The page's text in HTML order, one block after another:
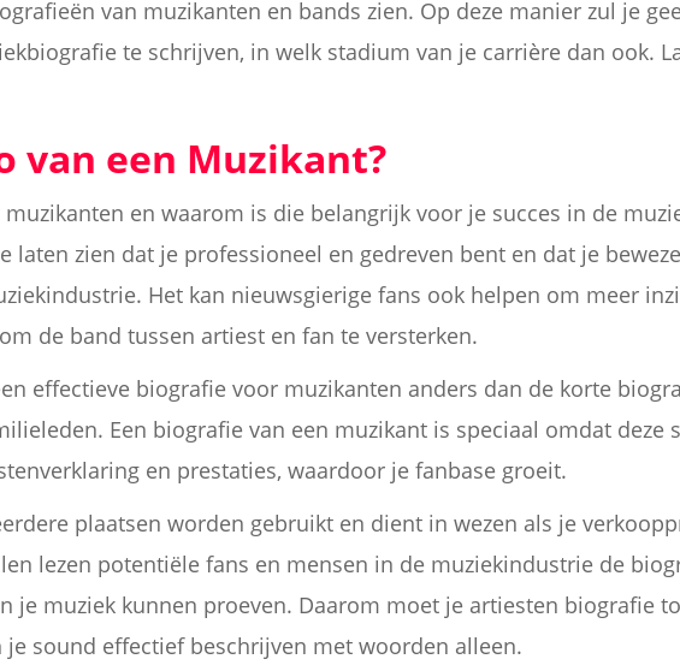
van muzikanten en bands zien. Op deze manier zul je
te schrijven, in welk stadium van je carrière dan ook.
van een Muzikant?
en waarom is die belangrijk voor je succes in de
laten zien dat je professioneel en gedreven bent en dat je
Het kan nieuwsgierige fans ook helpen om meer
de band tussen artiest en fan te versterken.
effectieve biografie voor muzikanten anders dan de korte
Een biografie van een muzikant is speciaal omdat deze
en prestaties, waardoor je fanbase groeit.
plaatsen worden gebruikt en dient in wezen als je
lezen potentiële fans en mensen in de muziekindustrie de
je muziek kunnen proeven. Daarom moet je artiesten biografie
je sound effectief beschrijven met woorden alleen.